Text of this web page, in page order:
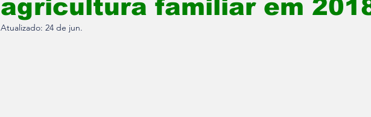
agricultura familiar em
Atualizado: 24 de jun.